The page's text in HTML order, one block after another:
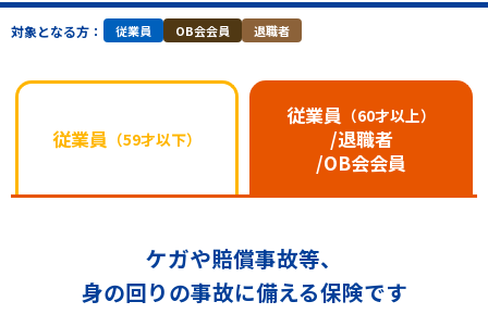
対象となる方： 従業員 OB会会員 退職者
従業員 （59才以下）
従業員 （60才以上）
/退職者
/OB会会員
ケガや賠償事故等、
身の回りの事故に備える保険です